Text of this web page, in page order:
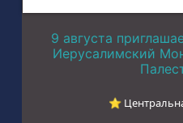
9 августа
Иерусалимский
⭐︎